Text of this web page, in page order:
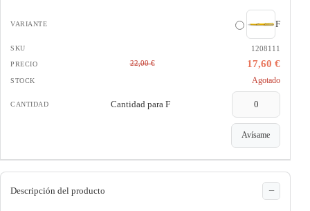
F
1208111
22,00 €
17,60 €
Agotado
Cantidad para F
Avísame
Descripción del producto